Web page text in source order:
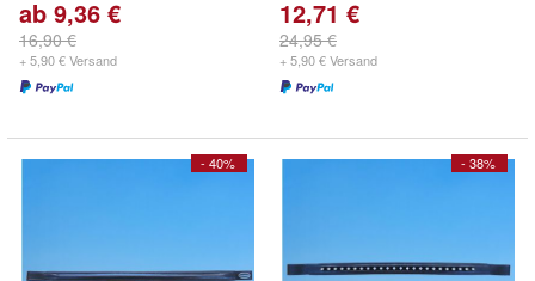
ab 9,36 €
16,90 €
+ 5,90 € Versand
12,71 €
24,95 €
+ 5,90 € Versand
- 40% - 38%